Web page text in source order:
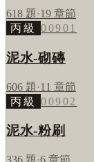
618 題 ·19 章節
丙級
00901
泥水-砌磚
606 題 ·11 章節
丙級
00902
泥水-粉刷